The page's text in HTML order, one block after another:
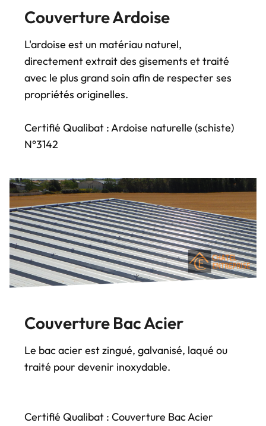
Couverture Ardoise
L'ardoise est un matériau naturel,
directement extrait des gisements et traité
avec le plus grand soin afin de respecter ses
propriétés originelles.
Certifié Qualibat : Ardoise naturelle (schiste)
N°3142
Couverture Bac Acier
Le bac acier est zingué, galvanisé, laqué ou
traité pour devenir inoxydable.
Certifié Qualibat : Couverture Bac Acier